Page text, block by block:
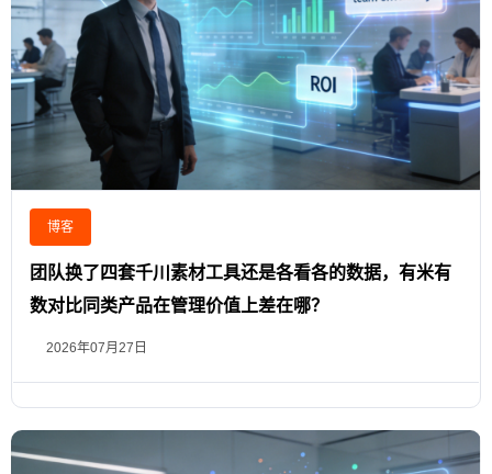
博客
团队换了四套千川素材工具还是各看各的数据，有米有
数对比同类产品在管理价值上差在哪？
2026年07月27日